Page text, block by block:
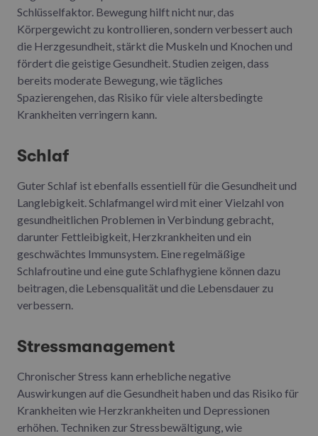
Schlüsselfaktor. Bewegung hilft nicht nur, das
Körpergewicht zu kontrollieren, sondern verbessert auch
die Herzgesundheit, stärkt die Muskeln und Knochen und
fördert die geistige Gesundheit. Studien zeigen, dass
bereits moderate Bewegung, wie tägliches
Spazierengehen, das Risiko für viele altersbedingte
Krankheiten verringern kann.
Schlaf
Guter Schlaf ist ebenfalls essentiell für die Gesundheit und
Langlebigkeit. Schlafmangel wird mit einer Vielzahl von
gesundheitlichen Problemen in Verbindung gebracht,
darunter Fettleibigkeit, Herzkrankheiten und ein
geschwächtes Immunsystem. Eine regelmäßige
Schlafroutine und eine gute Schlafhygiene können dazu
beitragen, die Lebensqualität und die Lebensdauer zu
verbessern.
Stressmanagement
Chronischer Stress kann erhebliche negative
Auswirkungen auf die Gesundheit haben und das Risiko für
Krankheiten wie Herzkrankheiten und Depressionen
erhöhen. Techniken zur Stressbewältigung, wie